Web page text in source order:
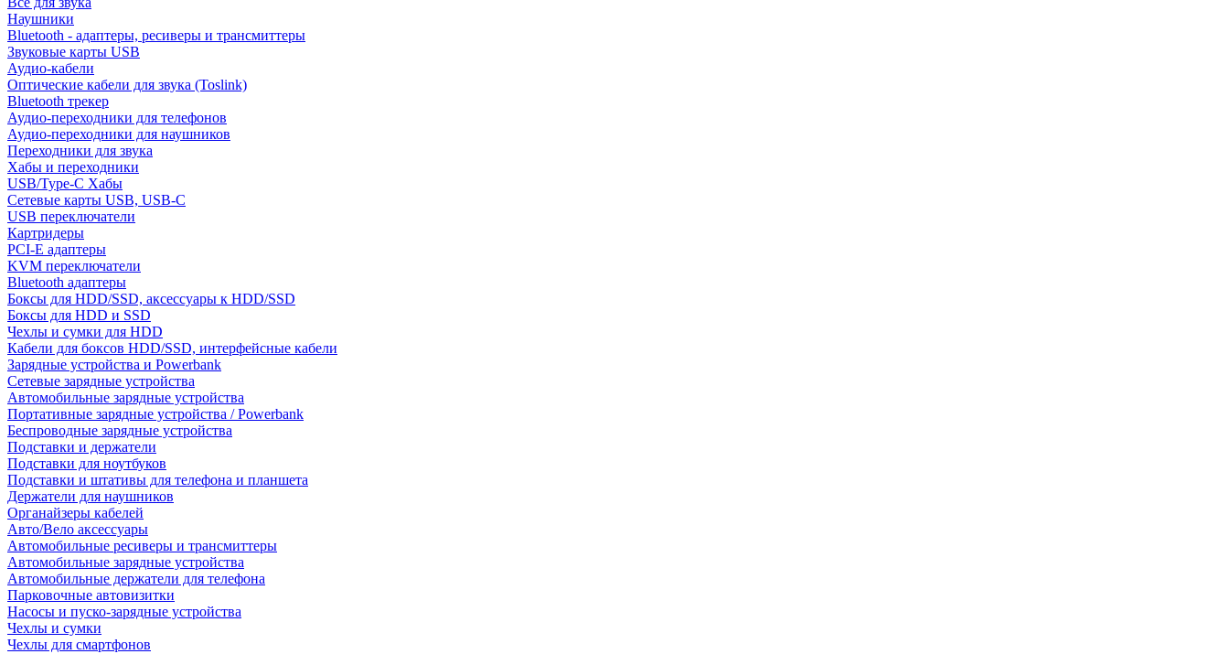
Наушники
Bluetooth - адаптеры, ресиверы и трансмиттеры
Звуковые карты USB
Аудио-кабели
Оптические кабели для звука (Toslink)
Bluetooth трекер
Аудио-переходники для телефонов
Аудио-переходники для наушников
Переходники для звука
Хабы и переходники
USB/Type-C Хабы
Сетевые карты USB, USB-C
USB переключатели
Картридеры
PCI-E адаптеры
KVM переключатели
Bluetooth адаптеры
Боксы для HDD/SSD, аксессуары к HDD/SSD
Боксы для HDD и SSD
Чехлы и сумки для HDD
Кабели для боксов HDD/SSD, интерфейсные кабели
Зарядные устройства и Powerbank
Сетевые зарядные устройства
Автомобильные зарядные устройства
Портативные зарядные устройства / Powerbank
Беспроводные зарядные устройства
Подставки и держатели
Подставки для ноутбуков
Подставки и штативы для телефона и планшета
Держатели для наушников
Органайзеры кабелей
Авто/Вело аксессуары
Автомобильные ресиверы и трансмиттеры
Автомобильные зарядные устройства
Автомобильные держатели для телефона
Парковочные автовизитки
Насосы и пуско-зарядные устройства
Чехлы и сумки
Чехлы для смартфонов